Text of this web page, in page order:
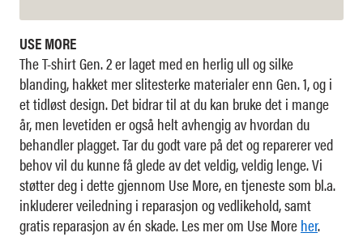
USE MORE
The T-shirt Gen. 2 er laget med en herlig ull og silke
blanding, hakket mer slitesterke materialer enn Gen. 1, og i
et tidløst design. Det bidrar til at du kan bruke det i mange
år, men levetiden er også helt avhengig av hvordan du
behandler plagget. Tar du godt vare på det og reparerer ved
behov vil du kunne få glede av det veldig, veldig lenge. Vi
støtter deg i dette gjennom Use More, en tjeneste som bl.a.
inkluderer veiledning i reparasjon og vedlikehold, samt
gratis reparasjon av én skade. Les mer om Use Moreher.